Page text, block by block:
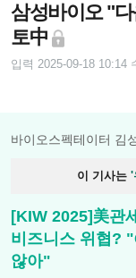
삼성바이오 "다
토中
입력 2025-09-18 10:14
바이오스펙테이터 김
이 기사는 '
[KIW 2025]美관
비즈니스 위협?
않아"